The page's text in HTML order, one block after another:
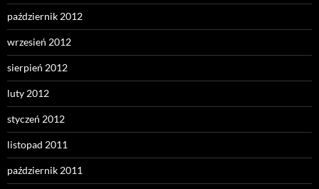
październik 2012
wrzesień 2012
sierpień 2012
luty 2012
styczeń 2012
listopad 2011
październik 2011